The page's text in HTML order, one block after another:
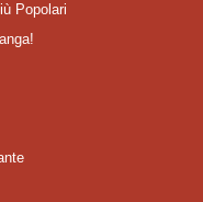
Popolari